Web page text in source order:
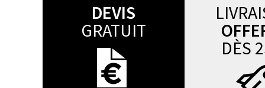
DEVIS
GRATUIT
DÈS